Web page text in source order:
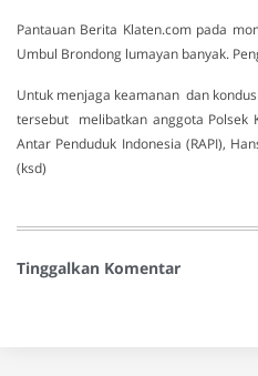
Pantauan Berita Klaten.com pada
Umbul Brondong lumayan banyak.
Untuk menjaga keamanan dan
tersebut melibatkan anggota Polsek
Antar Penduduk Indonesia (RAPI),
(ksd)
Tinggalkan Komentar